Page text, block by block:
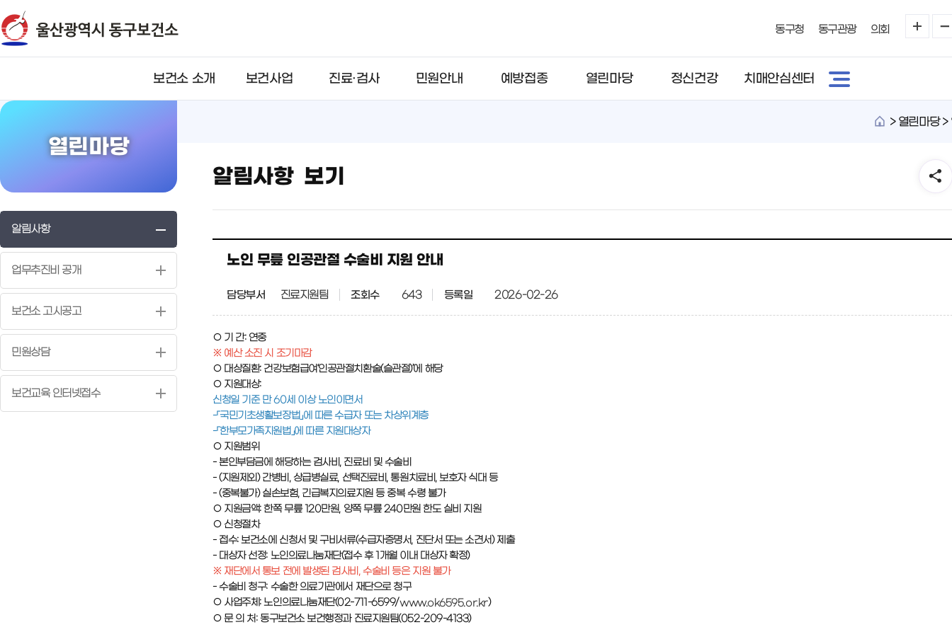
바
로
가
로
가
기
동구청 동구관광 의회
보건소 소개 보건사업 진료·검사 민원안내 예방접종 열린마당 정신건강 치매안심센터
>열린마당 >
열린마당
알림사항
업무추진비 공개
보건소 고시공고
민원상담
보건교육 인터넷접수
알림사항 보기
노인 무릎 인공관절 수술비 지원 안내
담당부서 진료지원팀 조회수 643 등록일 2026-02-26
○ 기 간: 연중
※ 예산 소진 시 조기마감
○ 대상질환: 건강보험급여‘인공관절치환술(슬관절)’에 해당
○ 지원대상:
신청일 기준 만 60세 이상 노인이면서
-「국민기초생활보장법」에 따른 수급자 또는 차상위계층
-「한부모가족지원법」에 따른 지원대상자
○ 지원범위
- 본인부담금에 해당하는 검사비, 진료비 및 수술비
- (지원제외) 간병비, 상급병실료, 선택진료비, 통원치료비, 보호자 식대 등
- (중복불가) 실손보험, 긴급복지의료지원 등 중복 수령 불가
○ 지원금액: 한쪽 무릎 120만원, 양쪽 무릎 240만원 한도 실비 지원
○ 신청절차
- 접수: 보건소에 신청서 및 구비서류(수급자증명서, 진단서 또는 소견서) 제출
- 대상자 선정: 노인의료나눔재단(접수 후 1개월 이내 대상자 확정)
※ 재단에서 통보 전에 발생된 검사비, 수술비 등은 지원 불가
- 수술비 청구: 수술한 의료기관에서 재단으로 청구
○ 사업주체: 노인의료나눔재단(02-711-6599/www.ok6595.or.kr)
○ 문 의 처: 동구보건소 보건행정과 진료지원팀(052-209-4133)